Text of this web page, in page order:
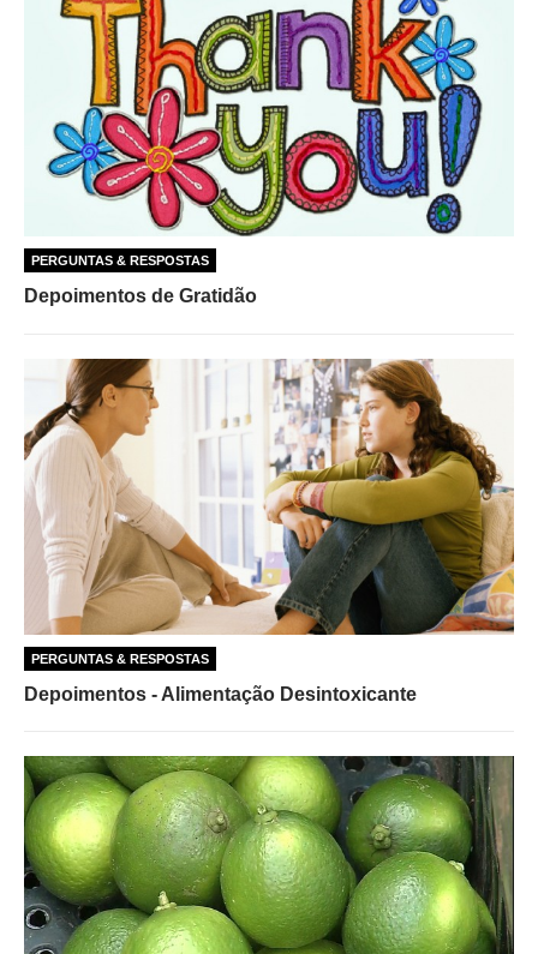
PERGUNTAS & RESPOSTAS
Depoimentos de Gratidão
PERGUNTAS & RESPOSTAS
Depoimentos - Alimentação Desintoxicante